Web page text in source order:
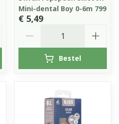
Mini-dental Boy 0-6m 799
€ 5,49
Bestel